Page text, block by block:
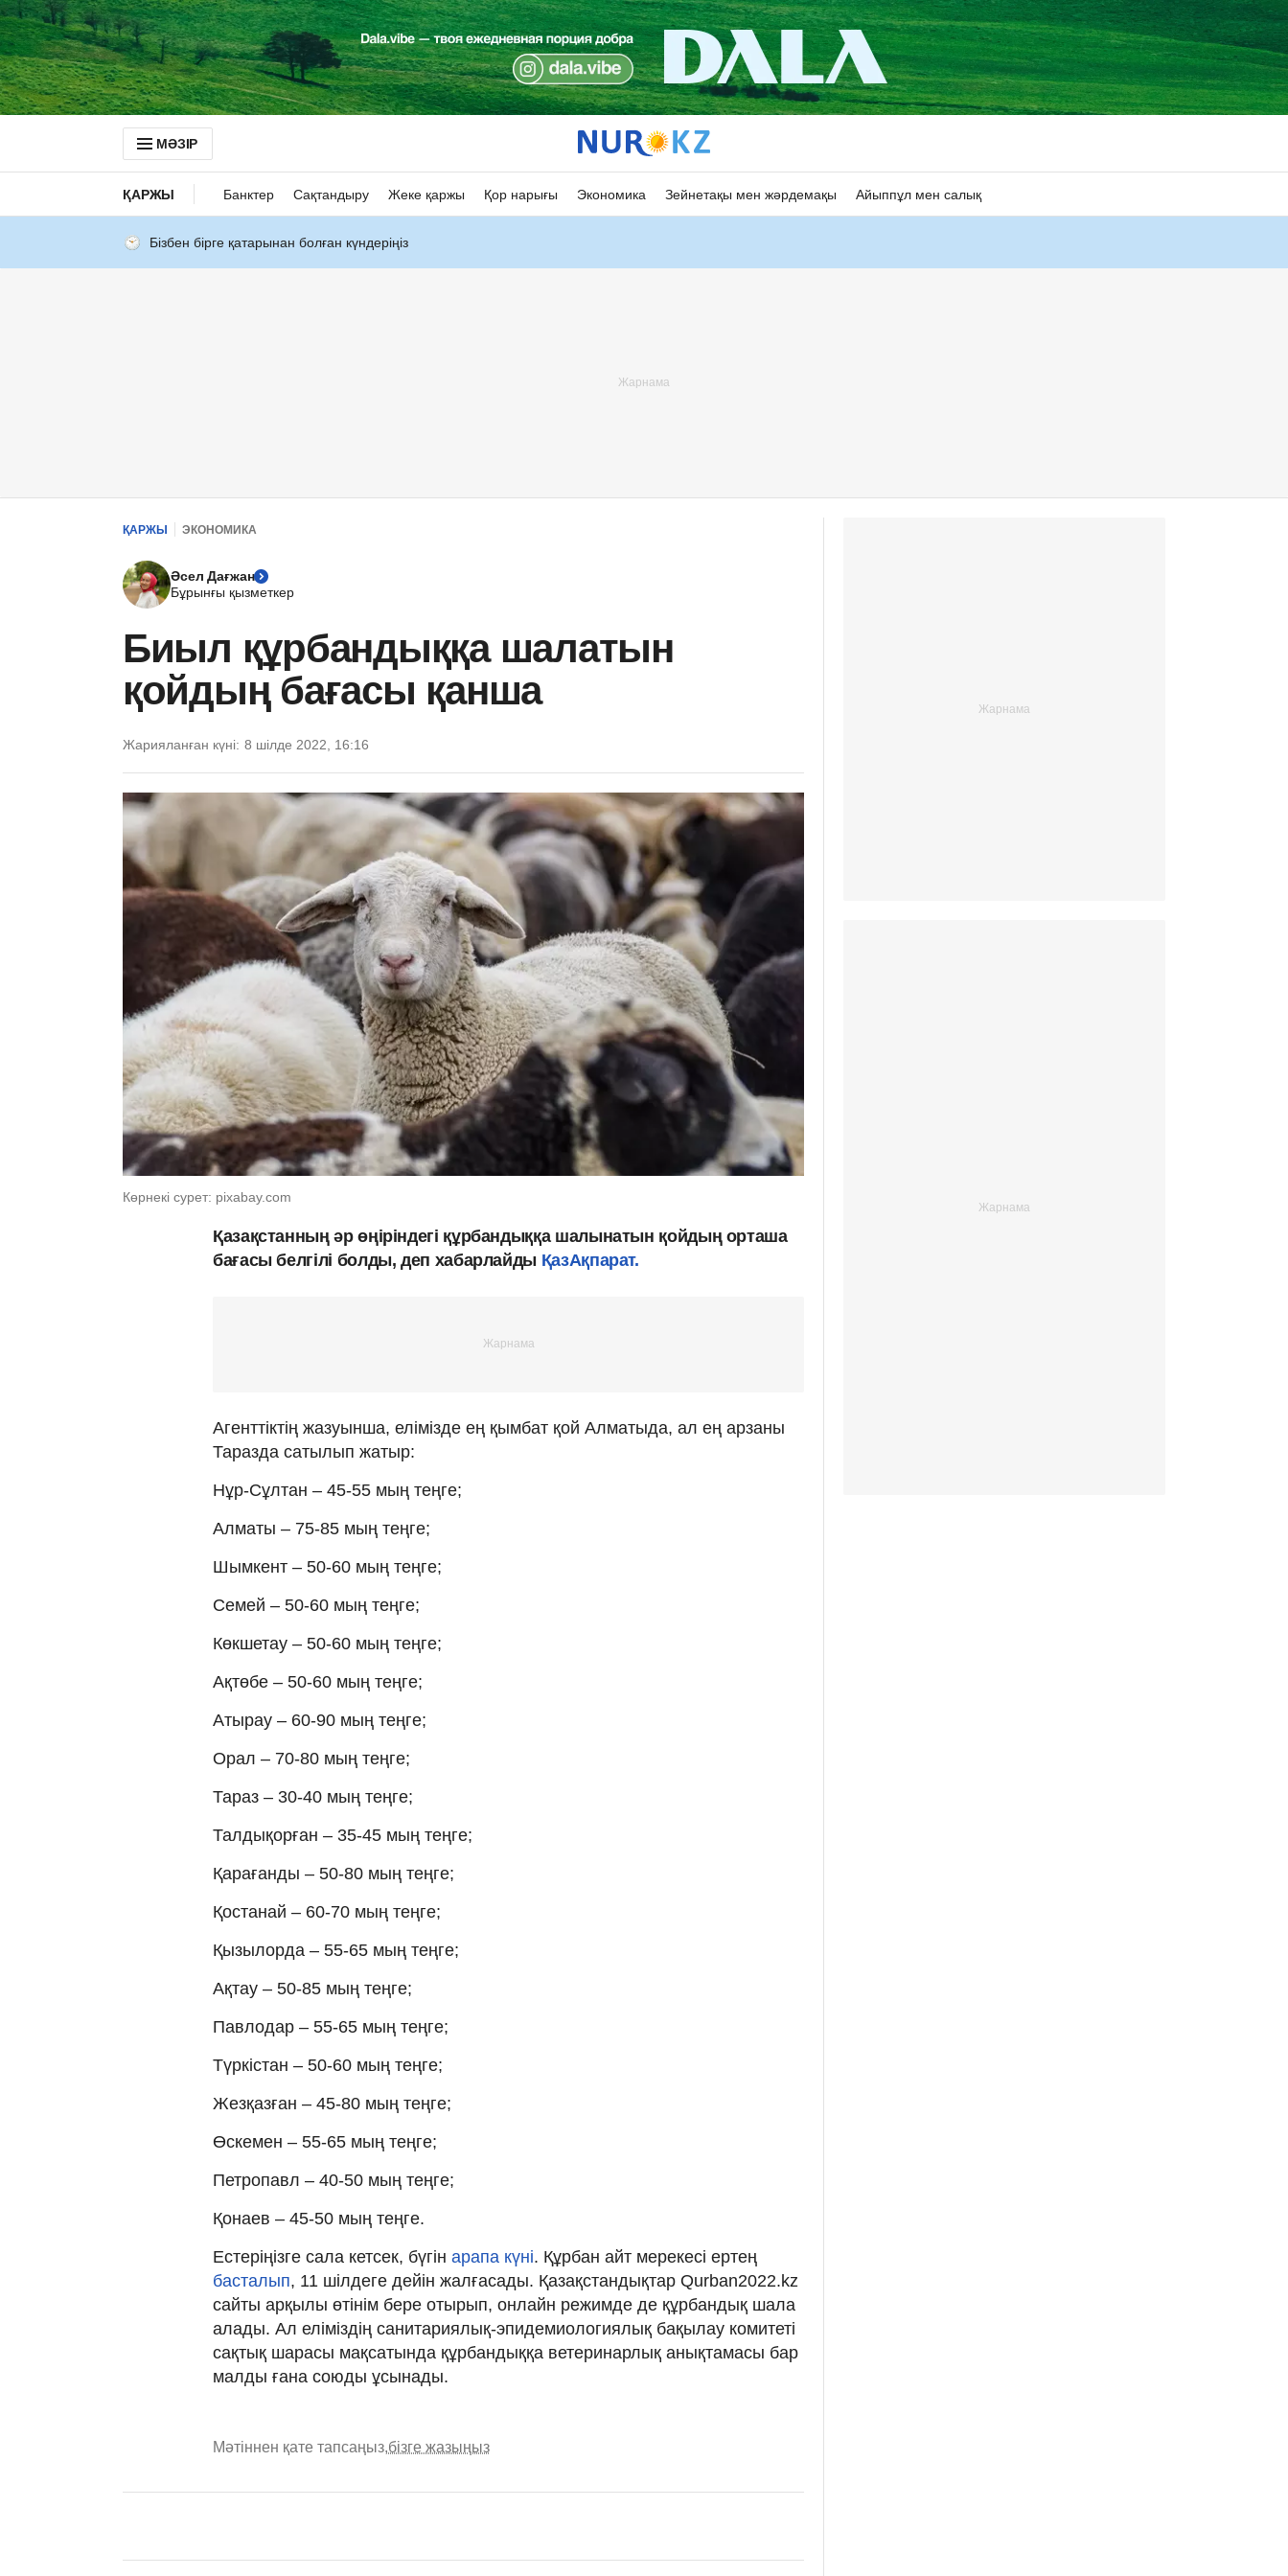
МӘЗІР
ҚАРЖЫ Банктер Сақтандыру Жеке қаржы Қор нарығы Экономика Зейнетақы мен жәрдемақы Айыппұл мен салық
Бізбен бірге қатарынан болған күндеріңіз
ҚАРЖЫ ЭКОНОМИКА
Әсел Дағжан
Бұрынғы қызметкер
Биыл құрбандыққа шалатын
қойдың бағасы қанша
Жарияланған күні: 8 шілде 2022, 16:16
Көрнекі сурет: pixabay.com
Қазақстанның әр өңіріндегі құрбандыққа шалынатын қойдың орташа
бағасы белгілі болды, деп хабарлайды ҚазАқпарат.
Агенттіктің жазуынша, елімізде ең қымбат қой Алматыда, ал ең арзаны
Таразда сатылып жатыр:
Нұр-Сұлтан – 45-55 мың теңге;
Алматы – 75-85 мың теңге;
Шымкент – 50-60 мың теңге;
Семей – 50-60 мың теңге;
Көкшетау – 50-60 мың теңге;
Ақтөбе – 50-60 мың теңге;
Атырау – 60-90 мың теңге;
Орал – 70-80 мың теңге;
Тараз – 30-40 мың теңге;
Талдықорған – 35-45 мың теңге;
Қарағанды – 50-80 мың теңге;
Қостанай – 60-70 мың теңге;
Қызылорда – 55-65 мың теңге;
Ақтау – 50-85 мың теңге;
Павлодар – 55-65 мың теңге;
Түркістан – 50-60 мың теңге;
Жезқазған – 45-80 мың теңге;
Өскемен – 55-65 мың теңге;
Петропавл – 40-50 мың теңге;
Қонаев – 45-50 мың теңге.
Естеріңізге сала кетсек, бүгін арапа күні. Құрбан айт мерекесі ертең
басталып, 11 шілдеге дейін жалғасады. Қазақстандықтар Qurban2022.kz
сайты арқылы өтінім бере отырып, онлайн режимде де құрбандық шала
алады. Ал еліміздің санитариялық-эпидемиологиялық бақылау комитеті
сақтық шарасы мақсатында құрбандыққа ветеринарлық анықтамасы бар
малды ғана союды ұсынады.
Мәтіннен қате тапсаңыз,бізге жазыңыз